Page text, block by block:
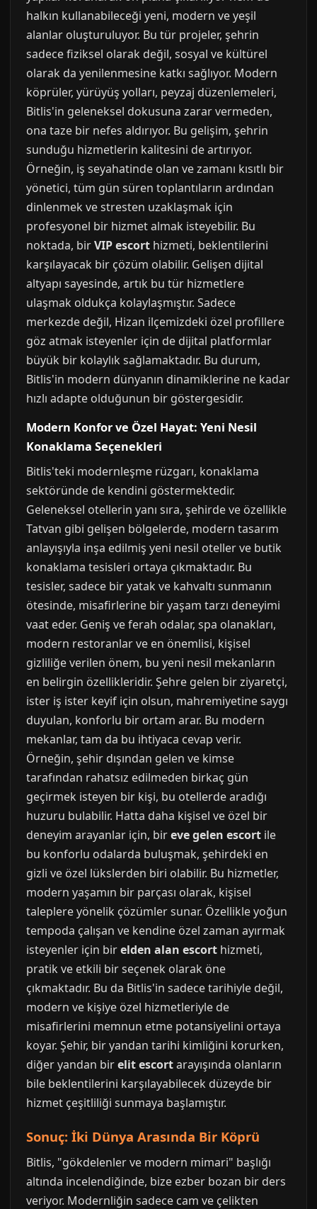
halkın kullanabileceği yeni, modern ve yeşil
alanlar oluşturuluyor. Bu tür projeler, şehrin
sadece fiziksel olarak değil, sosyal ve kültürel
olarak da yenilenmesine katkı sağlıyor. Modern
köprüler, yürüyüş yolları, peyzaj düzenlemeleri,
Bitlis'in geleneksel dokusuna zarar vermeden,
ona taze bir nefes aldırıyor. Bu gelişim, şehrin
sunduğu hizmetlerin kalitesini de artırıyor.
Örneğin, iş seyahatinde olan ve zamanı kısıtlı bir
yönetici, tüm gün süren toplantıların ardından
dinlenmek ve stresten uzaklaşmak için
profesyonel bir hizmet almak isteyebilir. Bu
noktada, birVIP escort hizmeti, beklentilerini
karşılayacak bir çözüm olabilir. Gelişen dijital
altyapı sayesinde, artık bu tür hizmetlere
ulaşmak oldukça kolaylaşmıştır. Sadece
merkezde değil, Hizan ilçemizdeki özel profillere
göz atmak isteyenler için de dijital platformlar
büyük bir kolaylık sağlamaktadır. Bu durum,
Bitlis'in modern dünyanın dinamiklerine ne kadar
hızlı adapte olduğunun bir göstergesidir.
Modern Konfor ve Özel Hayat: Yeni Nesil
Konaklama Seçenekleri
Bitlis'teki modernleşme rüzgarı, konaklama
sektöründe de kendini göstermektedir.
Geleneksel otellerin yanı sıra, şehirde ve özellikle
Tatvan gibi gelişen bölgelerde, modern tasarım
anlayışıyla inşa edilmiş yeni nesil oteller ve butik
konaklama tesisleri ortaya çıkmaktadır. Bu
tesisler, sadece bir yatak ve kahvaltı sunmanın
ötesinde, misafirlerine bir yaşam tarzı deneyimi
vaat eder. Geniş ve ferah odalar, spa olanakları,
modern restoranlar ve en önemlisi, kişisel
gizliliğe verilen önem, bu yeni nesil mekanların
en belirgin özellikleridir. Şehre gelen bir ziyaretçi,
ister iş ister keyif için olsun, mahremiyetine saygı
duyulan, konforlu bir ortam arar. Bu modern
mekanlar, tam da bu ihtiyaca cevap verir.
Örneğin, şehir dışından gelen ve kimse
tarafından rahatsız edilmeden birkaç gün
geçirmek isteyen bir kişi, bu otellerde aradığı
huzuru bulabilir. Hatta daha kişisel ve özel bir
deneyim arayanlar için, bireve gelen escort ile
bu konforlu odalarda buluşmak, şehirdeki en
gizli ve özel lükslerden biri olabilir. Bu hizmetler,
modern yaşamın bir parçası olarak, kişisel
taleplere yönelik çözümler sunar. Özellikle yoğun
tempoda çalışan ve kendine özel zaman ayırmak
isteyenler için birelden alan escort hizmeti,
pratik ve etkili bir seçenek olarak öne
çıkmaktadır. Bu da Bitlis'in sadece tarihiyle değil,
modern ve kişiye özel hizmetleriyle de
misafirlerini memnun etme potansiyelini ortaya
koyar. Şehir, bir yandan tarihi kimliğini korurken,
diğer yandan birelit escortarayışında olanların
bile beklentilerini karşılayabilecek düzeyde bir
hizmet çeşitliliği sunmaya başlamıştır.
Sonuç: İki Dünya Arasında Bir Köprü
Bitlis, "gökdelenler ve modern mimari" başlığı
altında incelendiğinde, bize ezber bozan bir ders
veriyor. Modernliğin sadece cam ve çelikten